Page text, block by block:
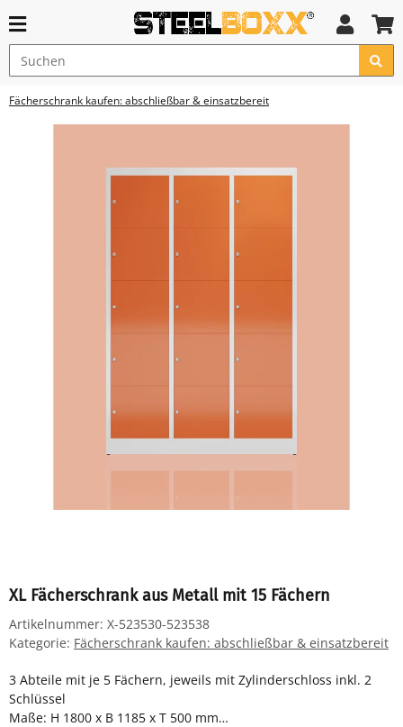
Fächerschrank kaufen: abschließbar & einsatzbereit
XL Fächerschrank aus Metall mit 15 Fächern
Artikelnummer: X-523530-523538
Kategorie: Fächerschrank kaufen: abschließbar & einsatzbereit
3 Abteile mit je 5 Fächern, jeweils mit Zylinderschloss inkl. 2
Schlüssel
Maße: H 1800 x B 1185 x T 500 mm